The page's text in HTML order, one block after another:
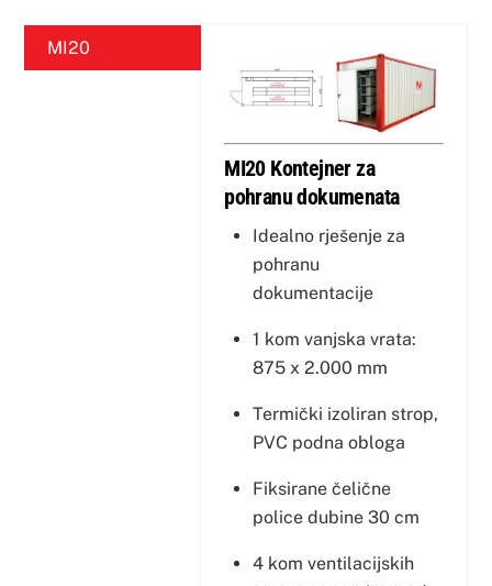
MI20
MI20 Kontejner za
pohranu dokumenata
Idealno rješenje za
pohranu
dokumentacije
1 kom vanjska vrata:
875 x 2.000 mm
Termički izoliran strop,
PVC podna obloga
Fiksirane čelične
police dubine 30 cm
4 kom ventilacijskih